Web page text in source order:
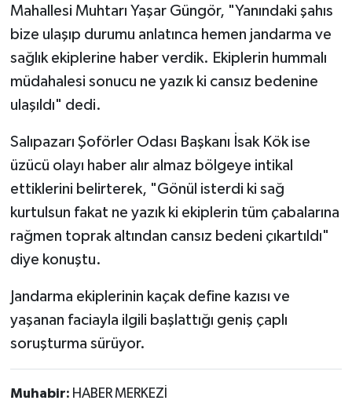
Mahallesi Muhtarı Yaşar Güngör, "Yanındaki şahıs
bize ulaşıp durumu anlatınca hemen jandarma ve
sağlık ekiplerine haber verdik. Ekiplerin hummalı
müdahalesi sonucu ne yazık ki cansız bedenine
ulaşıldı" dedi.
Salıpazarı Şoförler Odası Başkanı İsak Kök ise
üzücü olayı haber alır almaz bölgeye intikal
ettiklerini belirterek, "Gönül isterdi ki sağ
kurtulsun fakat ne yazık ki ekiplerin tüm çabalarına
rağmen toprak altından cansız bedeni çıkartıldı"
diye konuştu.
Jandarma ekiplerinin kaçak define kazısı ve
yaşanan faciayla ilgili başlattığı geniş çaplı
soruşturma sürüyor.
Muhabir: HABER MERKEZİ